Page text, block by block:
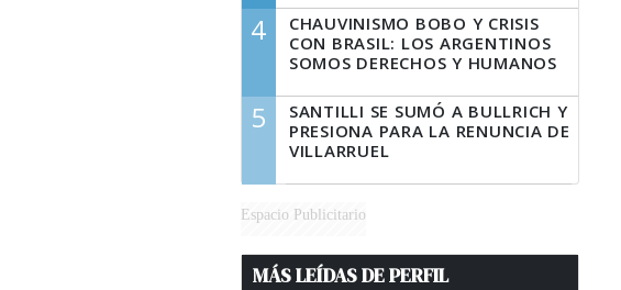
4
CHAUVINISMO BOBO Y CRISIS
CON BRASIL: LOS ARGENTINOS
SOMOS DERECHOS Y HUMANOS
5
SANTILLI SE SUMÓ A BULLRICH Y
PRESIONA PARA LA RENUNCIA DE
VILLARRUEL
Espacio Publicitario
MÁS LEÍDAS DE PERFIL